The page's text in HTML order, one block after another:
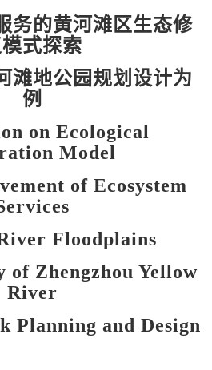
务的黄河滩区生态修
式探索
地公园规划设计为
例
on Ecological
Model
of Ecosystem
Floodplains
of Zhengzhou Yellow
River
Planning and Design